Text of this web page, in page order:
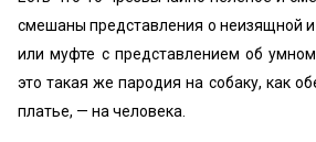
смешаны представления о неизящной
или муфте с представлением об
это такая же пародия на собаку, как
платье, — на человека.